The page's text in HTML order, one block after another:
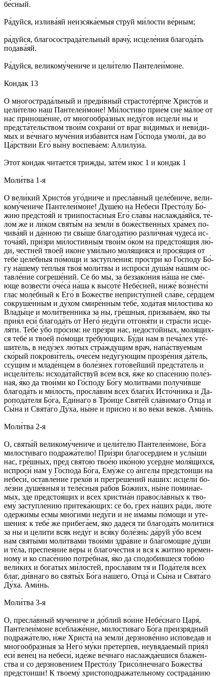
бе́с­ный.
Ра́­дуй­ся, из­ли­ва́­яй не­из­ся­ка́­емыя струй ми́­лос­ти ве́р­ным;
ра́­дуй­ся, бла­го­со­стра­да́­тель­ный вра­чу́, ис­це­ле́­ния бла­го­да́ть
по­да­ва́­яй.
Ра́­дуй­ся, ве­ли­ко­му́­че­ни­че и це­ли́­те­лю Пан­те­леи́­мо­не.
Кондак 13
О мно­го­стра­да́ль­ный и пре­ди́в­ный стра­сто­те́рп­че Хрис­то́в и
це­ли́­те­лю наш Пан­те­леи́­мо­не! Ми́­ло­сти­во при­е́м сие́ ма́­лое от
нас при­но­ше́­ние, от мно­го­об­ра́з­ных не­ду́­гов ис­це­ли́ ны и
пред­ста́­тель­ством тво­и́м со­хра­ни́ от враг ви́­ди­мых и не­ви́­ди­
мых и ве́ч­на­го му­че́­ния из­ба́­вит­ся нам Го́с­по­да умо­ли́, да во
Ца́рст­вии Его́ вы́­ну вос­пе­ва́­ем: Алли­лу́иа.
Этот кондак чи­та­ет­ся трижды, за­те́м икос 1 и кондак 1
Мо­ли́т­ва 1-я
О ве­ли́­кий Хрис­то́в уго́д­ни­че и пре­сла́в­ный це­ле́б­ни­че, ве­ли­
ко­му́­че­ни­че Пан­те­леи́­мо­не! Ду­ше́ю на Не­бе­си́ Пре­сто́­лу Бо́­
жию пред­сто­я́й и три­ипос­та́с­ныя Его́ сла́­вы на­слаж­да́­яй­ся, те́­
лом же и ли́­ком свя­ты́м на зем­ли́ в бо­же́ст­вен­ных хра́­мех по­
чи­ва́­яй и да́н­ною ти свы́­ше бла­го­да́­тию раз­ли́ч­ная чу­де­са́ ис­
то­ча́­яй, при́­зри ми́­ло­стив­ным тво­и́м о́ком на пред­стоя́­щия лю́­
ди, чест­не́й тво­е́й ико­не уми́ль­но мо­ля́­щия­ся и про­ся́­щия от
те­бе́ це­ле́б­ныя по́­мо­щи и за­ступ­ле́­ния: про­стри́ ко Го́с­по­ду Бо́­
гу на́­ше­му те́п­лыя твоя́ мо­ли́т­вы и ис­про­си́ ду­ша́м на́­шим ос­
тав­ле́­ние со­гре­ше́­ний. Се бо мы, за без­за­ко́­ния на́­ша не сме́­
юще воз­вес­ти́ о́че́­са́ на́­ша к вы­со­те́ Не­бе́с­ней, ни­же́ во́з­не́с­ти́
глас мо­ле́б­ный к Его́ в Бо­же­стве́ не­при­сту́п­ней сла́­ве, се́рд­цем
со­кру­ше́н­ным и ду́­хом сми­ре́н­ным те­бе́, хо­да́­тая ми́­ло­сти­ва ко
Вла­ды́­це и мо­ли́т­вен­ни­ка за ны, гре́ш­ныя, при­зы­ва́­ем, я́ко ты
при­я́л еси́ бла­го­да́ть от Не­го́ не­ду́­ги от­го­ня́­ти и стра́с­ти ис­це­
ля́­ти. Те­бе́ у́бо про́­сим: не пре́­зри нас, не­до­сто́й­ных, мо­ля́­щих­
ся те­бе́ и тво­е́й по́­мо­щи тре́­бую­щих. Бу́­ди нам в пе­ча́­лех уте́­
ши­тель, в не­ду́­зех лю́­тых стра́­жду­щим врач, на­па́ст­вуе­мым
ско́­рый по­кро­ви́­тель, оче­се́м не­ду́­гую­щим про­зре́­ния да́­тель,
ссу́­щим и мла­де́н­цем в бо­ле́з­нех го­то́­вей­ший пред­ста́­тель и
ис­це­ли́тель: ис­хо­да́­тай­ствуй всем вся, я́же ко спа­се́­нию по­ле́з­
ная, я́ко да тво­и́ми ко Го́с­по­ду Бо́­гу мо­ли́т­ва­ми по­лу­чи́в­ше
бла­го­да́ть и ми́­лость, про­сла́­вим всех бла­ги́х Ис­то́ч­ни­ка и Да­
ро­по­да́­те­ля Бо́­га, Еди́­на­го в Тро́­ице Свя­те́й сла́­ви­ма­го От­ца́ и
Сы́­на и Свя­та́­го Ду́­ха, ны́­не и при́с­но и во ве́­ки ве­ко́в. Ами́нь.
Мо­ли́т­ва 2-я
О, свя­ты́й ве­ли­ко­му́­че­ни­че и це­ли́­те­лю Пан­те­леи́­мо­не, Бо́­га
ми­ло­сти­ва­го под­ра­жа́­те­лю! При́­зри бла­го­сер­ди­ем и услы́­ши
нас, гре́ш­ных, пред свя­тою твое́ю ико́­ною усерд­не мо­ля́­щих­ся,
ис­про­си́ нам у Го́с­по­да Бо́­га, Ему́­же со а́н­ге­лы пред­стои­ши на
не­бе­си́, ос­тав­ле́­ние гре­хо́в и пре­гре­ше́­ний на́­ших: ис­це­ли́ бо­
ле́з­ни ду­ше́в­ныя и те­ле́с­ныя ра­бо́в Бо́­жи­их, ны́­не по­ми­нае­
мых, зде пред­стоя́­щих и всех хри­сти­а́н пра­во­сла́в­ных к тво­
ему́ зас­туп­ле­нию при­те­ка́ю­щих: се бо, грех на́­ших ра́­ди, лю́­те
одер­жи­мы ес­мы мно́­ги­ми не­ду́­ги и не и́ма­мы по́­мо­щи и уте­
ше­ния: к те­бе́ же при­бе­га́­ем, я́ко да­де­ся ти бла­го­да́ть мо­ли­ти­ся
за ны и це­ли­ти всяк не­ду́г и вся́­ку бо­ле́знь: да́­руй у́бо всем
нам свя­ты́­ми мо­ли́т­ва­ми тво­и́ми здра́­вие и бла́­гомо­щие ду́­ши
и те́­ла, пре­спе­яние ве́­ры и бла­го­че́с­тия и вся к жи­тию вре­мен­
но­му и ко спа­се́­нию по­тре́б­ная, я́ко да спо­до­бив­ше­ся то­бо́ю
ве­ли́­ких и бо­га­тых ми́­лос­тей, про­сла́­вим тя и По­да́­те­ля всех
благ, ди́в­на­го во свя­ты́х Бо́­га на́­ше­го, От­ца́ и Сы́­на и Свя­та́­го
Ду́­ха. Ами́нь.
Мо­ли́т­ва 3-я
О, пре­сла́в­ный му­че­ни­че и до́б­лий во́и­не Не­бе́с­на­го Ца­ря́,
Пан­те­леи́­мо­не все­бла­же́н­не, ми­ло­сти­ва­го Бо́­га пре­из­ряд­ный
под­ра­жа́­те­лю, и́же Хри­ста́ на зем­ли́ дерз­но­ве́н­но ис­по­ве­дав и
мно­го­об­раз­ныя за Не­го́ му́­ки пре­тер­пев, не­увя­да­емый при­я́л
еси́ ве­не́ц на не­бе­си́, иде́­же ве́ч­на­го на­слаж­да́е­ши­ся бла­же́н­
ства и со дерз­но­ве­ни­ем Пре­сто́­лу Три­со́л­неч­на­го Бо­же­ства́
пред­стои­ши! К тво­ему́ хри­сто­по­дра­жа­тель­но­му со­стра­да́­нию